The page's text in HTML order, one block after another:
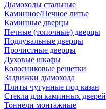
Дымоходы стальные
Каминное/Печное литье
Каминные дверцы
Печные (топочные) дверцы
Поддувальные дверцы
Прочистные дверцы
Духовые шкафы
Колосниковые решетки
Задвижки дымохода
Плиты чугунные под казан
Стекла для каминных дверей
Тоннели монтажные